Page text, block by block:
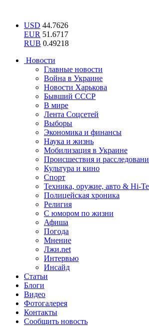
USD 44.7626
EUR 51.6717
RUB 0.49218
Новости
Главные новости
Война в Украине
Новости Харькова
Бывший СССР
В мире
Лента Соцсетей
Выборы
Экономика и финансы
Наука и жизнь
Мобилизация в Украине
Происшествия и
Культура и кино
Спорт
Техника, оружие, авто & Hi-
Полицейская хроника
Религия
С юмором по жизни
Афиша
Погода
Мнение
Лжи.net
Интервью
Инсайд
Статьи
Блоги
Видео
Фотогалерея
Контакты
Сообщить новость